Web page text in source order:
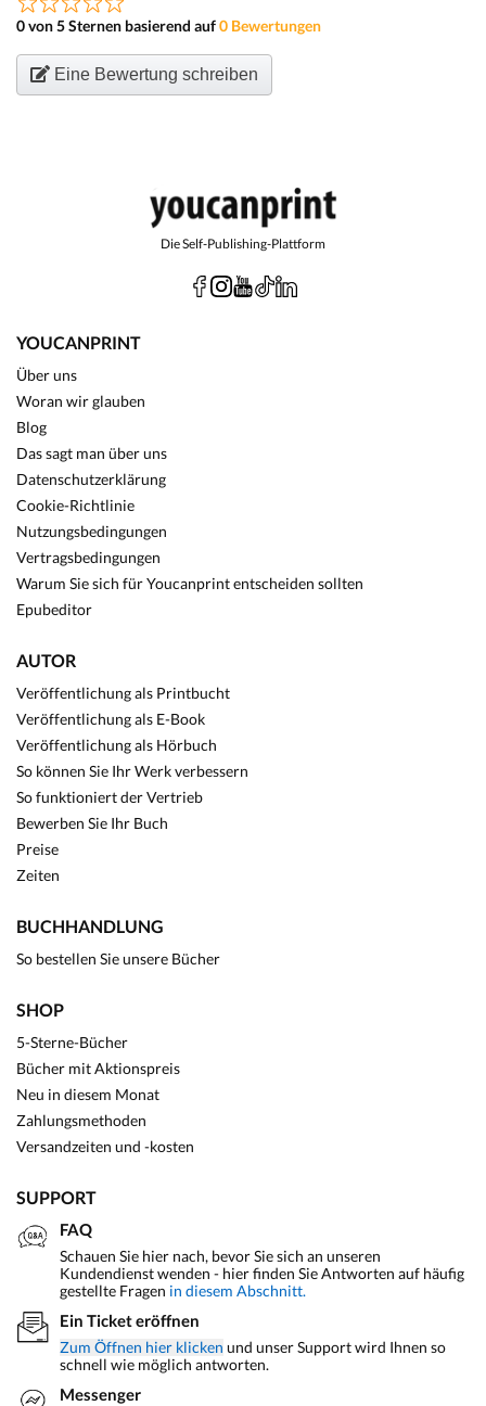
0 von 5 Sternen basierend auf0 Bewertungen
Eine Bewertung schreiben
Die Self-Publishing-Plattform
YOUCANPRINT
Über uns
Woran wir glauben
Blog
Das sagt man über uns
Datenschutzerklärung
Cookie-Richtlinie
Nutzungsbedingungen
Vertragsbedingungen
Warum Sie sich für Youcanprint entscheiden sollten
Epubeditor
AUTOR
Veröffentlichung als Printbucht
Veröffentlichung als E-Book
Veröffentlichung als Hörbuch
So können Sie Ihr Werk verbessern
So funktioniert der Vertrieb
Bewerben Sie Ihr Buch
Preise
Zeiten
BUCHHANDLUNG
So bestellen Sie unsere Bücher
SHOP
5-Sterne-Bücher
Bücher mit Aktionspreis
Neu in diesem Monat
Zahlungsmethoden
Versandzeiten und -kosten
SUPPORT
FAQ
Schauen Sie hier nach, bevor Sie sich an unseren
Kundendienst wenden - hier finden Sie Antworten auf häufig
gestellte Fragen in diesem Abschnitt.
Ein Ticket eröffnen
Zum Öffnen hier klicken und unser Support wird Ihnen so
schnell wie möglich antworten.
Messenger